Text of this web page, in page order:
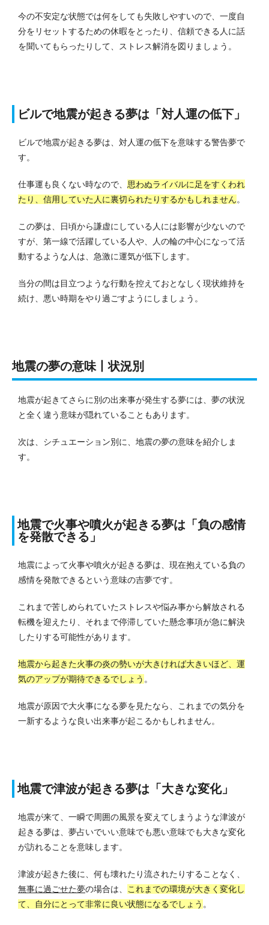
今の不安定な状態では何をしても失敗しやすいので、一度自
分をリセットするための休暇をとったり、信頼できる人に話
を聞いてもらったりして、ストレス解消を図りましょう。
ビルで地震が起きる夢は「対人運の低下」
ビルで地震が起きる夢は、対人運の低下を意味する警告夢で
す。
仕事運も良くない時なので、 思わぬライバルに足をすくわれ
たり、信用していた人に裏切られたりするかもしれません。
この夢は、日頃から謙虚にしている人には影響が少ないので
すが、第一線で活躍している人や、人の輪の中心になって活
動するような人は、急激に運気が低下します。
当分の間は目立つような行動を控えておとなしく現状維持を
続け、悪い時期をやり過ごすようにしましょう。
地震の夢の意味丨状況別
地震が起きてさらに別の出来事が発生する夢には、夢の状況
と全く違う意味が隠れていることもあります。
次は、シチュエーション別に、地震の夢の意味を紹介しま
す。
地震で火事や噴火が起きる夢は「負の感情
を発散できる」
地震によって火事や噴火が起きる夢は、現在抱えている負の
感情を発散できるという意味の吉夢です。
これまで苦しめられていたストレスや悩み事から解放される
転機を迎えたり、それまで停滞していた懸念事項が急に解決
したりする可能性があります。
地震から起きた火事の炎の勢いが大きければ大きいほど、運
気のアップが期待できるでしょう 。
地震が原因で大火事になる夢を見たなら、これまでの気分を
一新するような良い出来事が起こるかもしれません。
地震で津波が起きる夢は「大きな変化」
地震が来て、一瞬で周囲の風景を変えてしまうような津波が
起きる夢は、夢占いでいい意味でも悪い意味でも大きな変化
が訪れることを意味します。
津波が起きた後に、何も壊れたり流されたりすることなく、
無事に過ごせた夢の場合は、
これまでの環境が大きく変化し
て、自分にとって非常に良い状態になるでしょう 。